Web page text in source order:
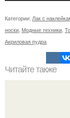
Категории: Лак с
носки Модные техники
Акриловая пудра
Читайте также